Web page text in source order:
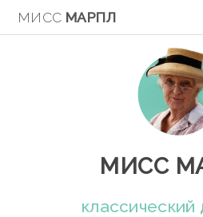
МИСС МАРПЛ
МИСС
классический